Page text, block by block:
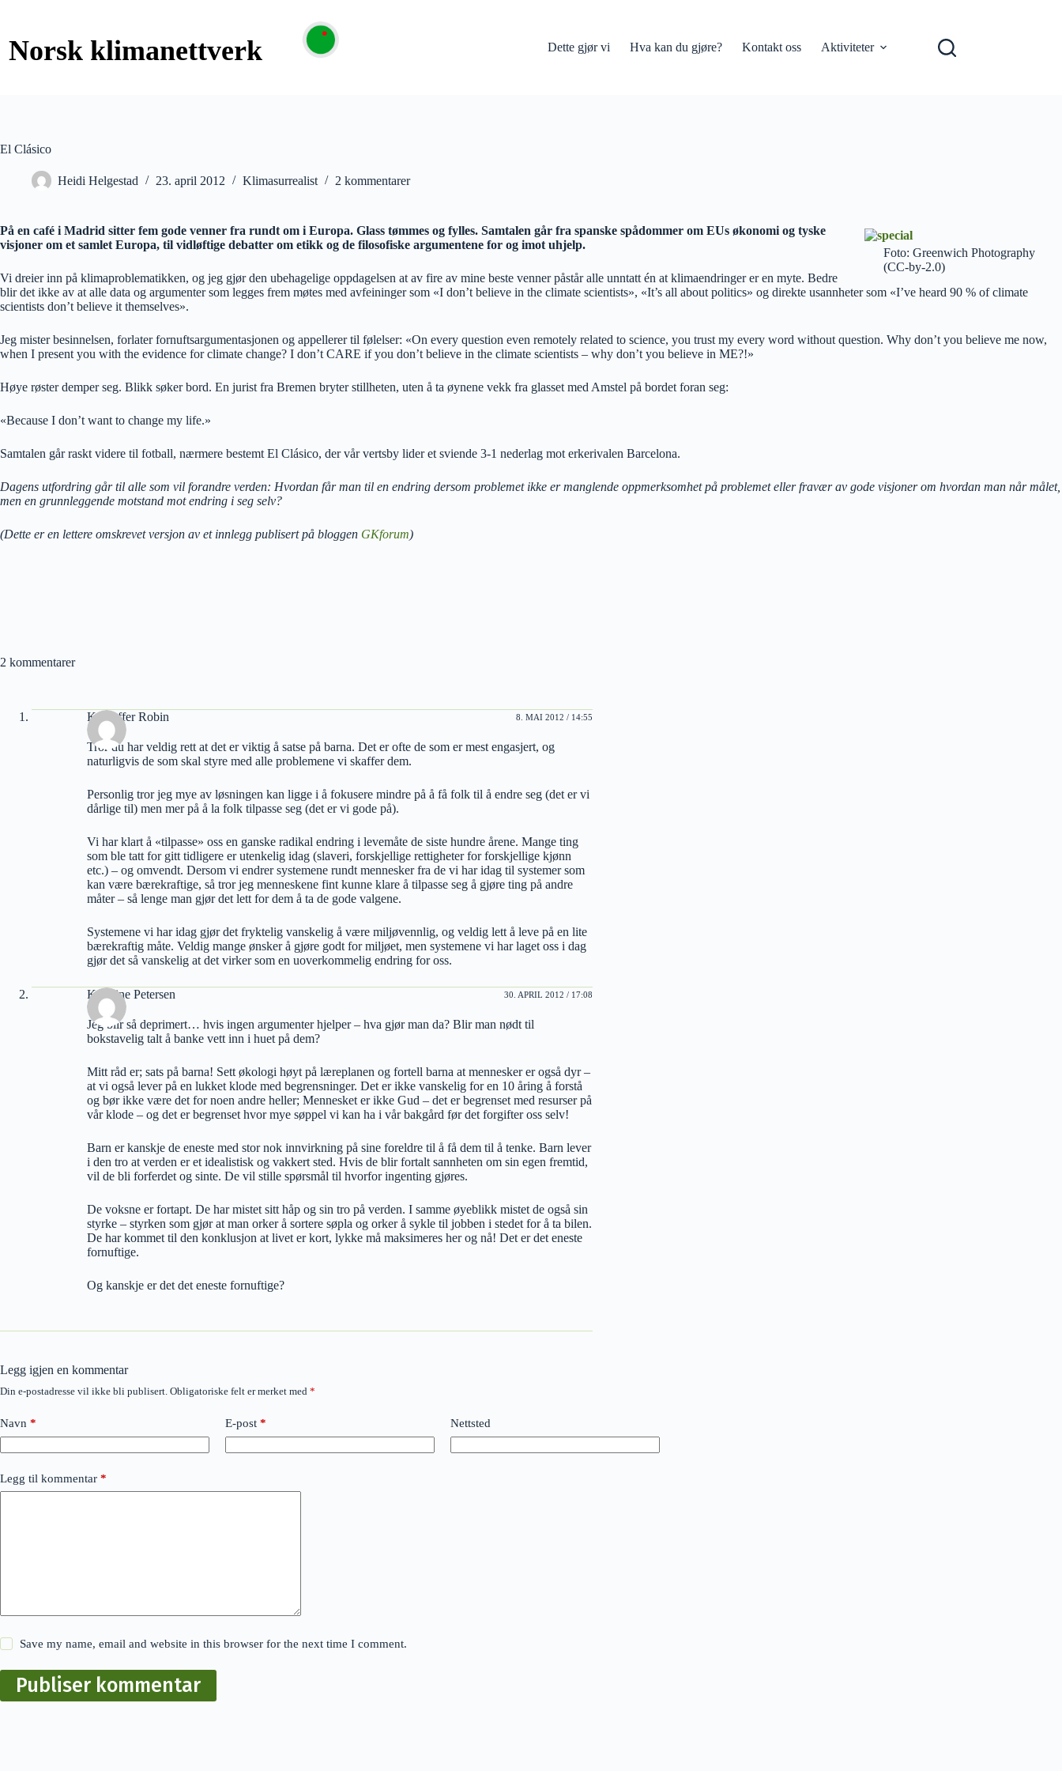
Dette gjør vi Hva kan du gjøre? Kontakt oss Aktiviteter
El Clásico
Heidi Helgestad 23. april 2012 Klimasurrealist 2 kommentarer
Foto: Greenwich Photography
(CC-by-2.0)
På en café i Madrid sitter fem gode venner fra rundt om i Europa. Glass tømmes og fylles. Samtalen går fra spanske spådommer om EUs økonomi og tyske
visjoner om et samlet Europa, til vidløftige debatter om etikk og de filosofiske argumentene for og imot uhjelp.
Vi dreier inn på klimaproblematikken, og jeg gjør den ubehagelige oppdagelsen at av fire av mine beste venner påstår alle unntatt én at klimaendringer er en myte. Bedre
blir det ikke av at alle data og argumenter som legges frem møtes med avfeininger som «I don’t believe in the climate scientists», «It’s all about politics» og direkte usannheter som «I’ve heard 90 % of climate
scientists don’t believe it themselves».
Jeg mister besinnelsen, forlater fornuftsargumentasjonen og appellerer til følelser: «On every question even remotely related to science, you trust my every word without question. Why don’t you believe me now,
when I present you with the evidence for climate change? I don’t CARE if you don’t believe in the climate scientists – why don’t you believe in ME?!»
Høye røster demper seg. Blikk søker bord. En jurist fra Bremen bryter stillheten, uten å ta øynene vekk fra glasset med Amstel på bordet foran seg:
«Because I don’t want to change my life.»
Samtalen går raskt videre til fotball, nærmere bestemt El Clásico, der vår vertsby lider et sviende 3-1 nederlag mot erkerivalen Barcelona.
Dagens utfordring går til alle som vil forandre verden: Hvordan får man til en endring dersom problemet ikke er manglende oppmerksomhet på problemet eller fravær av gode visjoner om hvordan man når målet,
men en grunnleggende motstand mot endring i seg selv?
(Dette er en lettere omskrevet versjon av et innlegg publisert på bloggen GKforum)
2 kommentarer
Kristoffer Robin 8. MAI 2012 / 14:55
Tror du har veldig rett at det er viktig å satse på barna. Det er ofte de som er mest engasjert, og
naturligvis de som skal styre med alle problemene vi skaffer dem.
Personlig tror jeg mye av løsningen kan ligge i å fokusere mindre på å få folk til å endre seg (det er vi
dårlige til) men mer på å la folk tilpasse seg (det er vi gode på).
Vi har klart å «tilpasse» oss en ganske radikal endring i levemåte de siste hundre årene. Mange ting
som ble tatt for gitt tidligere er utenkelig idag (slaveri, forskjellige rettigheter for forskjellige kjønn
etc.) – og omvendt. Dersom vi endrer systemene rundt mennesker fra de vi har idag til systemer som
kan være bærekraftige, så tror jeg menneskene fint kunne klare å tilpasse seg å gjøre ting på andre
måter – så lenge man gjør det lett for dem å ta de gode valgene.
Systemene vi har idag gjør det fryktelig vanskelig å være miljøvennlig, og veldig lett å leve på en lite
bærekraftig måte. Veldig mange ønsker å gjøre godt for miljøet, men systemene vi har laget oss i dag
gjør det så vanskelig at det virker som en uoverkommelig endring for oss.
Karoline Petersen 30. APRIL 2012 / 17:08
Jeg blir så deprimert… hvis ingen argumenter hjelper – hva gjør man da? Blir man nødt til
bokstavelig talt å banke vett inn i huet på dem?
Mitt råd er; sats på barna! Sett økologi høyt på læreplanen og fortell barna at mennesker er også dyr –
at vi også lever på en lukket klode med begrensninger. Det er ikke vanskelig for en 10 åring å forstå
og bør ikke være det for noen andre heller; Mennesket er ikke Gud – det er begrenset med resurser på
vår klode – og det er begrenset hvor mye søppel vi kan ha i vår bakgård før det forgifter oss selv!
Barn er kanskje de eneste med stor nok innvirkning på sine foreldre til å få dem til å tenke. Barn lever
i den tro at verden er et idealistisk og vakkert sted. Hvis de blir fortalt sannheten om sin egen fremtid,
vil de bli forferdet og sinte. De vil stille spørsmål til hvorfor ingenting gjøres.
De voksne er fortapt. De har mistet sitt håp og sin tro på verden. I samme øyeblikk mistet de også sin
styrke – styrken som gjør at man orker å sortere søpla og orker å sykle til jobben i stedet for å ta bilen.
De har kommet til den konklusjon at livet er kort, lykke må maksimeres her og nå! Det er det eneste
fornuftige.
Og kanskje er det det eneste fornuftige?
Legg igjen en kommentar
Din e-postadresse vil ikke bli publisert. Obligatoriske felt er merket med *
Navn * E-post * Nettsted
Legg til kommentar *
Save my name, email and website in this browser for the next time I comment.
Publiser kommentar